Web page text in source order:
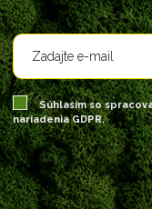
Súhlasím so
nariadenia GDPR.